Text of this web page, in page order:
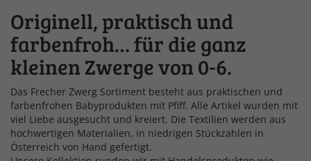
Originell, praktisch und
farbenfroh… für die ganz
kleinen Zwerge von 0-6.
Das Frecher Zwerg Sortiment besteht aus praktischen und
farbenfrohen Babyprodukten mit Pfiff. Alle Artikel wurden mit
viel Liebe ausgesucht und kreiert. Die Textilien werden aus
hochwertigen Materialien, in niedrigen Stückzahlen in
Österreich von Hand gefertigt.